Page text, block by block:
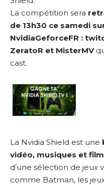
La compétition sera
de 13h30 ce samedi
NvidiaGeforceFR :
ZeratoR et MisterMV
cast.
La Nvidia Shield est une
vidéo, musiques et
d’une sélection de jeux
comme Batman, les